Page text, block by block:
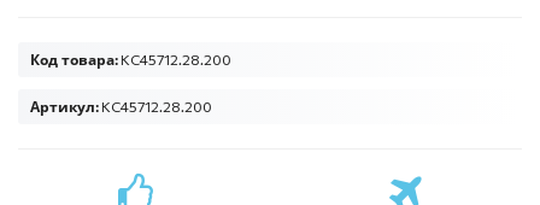
Код товара: КС45712.28.200
Артикул: КС45712.28.200